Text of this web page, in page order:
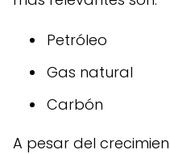
Petróleo
Gas natural
Carbón
A pesar del crecimiento de las energías